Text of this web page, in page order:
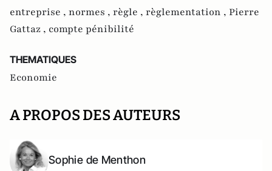
entreprise , normes , règle , règlementation , Pierre
Gattaz , compte pénibilité
THEMATIQUES
Economie
A PROPOS DES AUTEURS
Sophie de Menthon